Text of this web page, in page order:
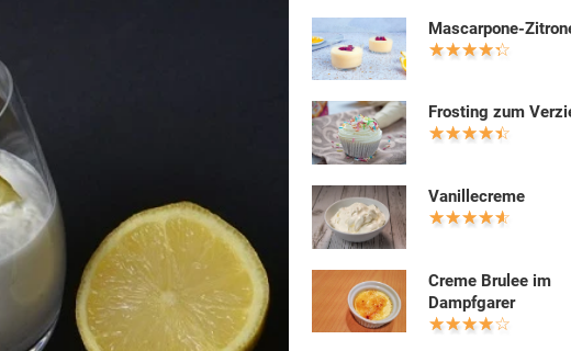
Mascarpone-
Frosting zum
Vanillecreme
Creme Brulee im
Dampfgarer